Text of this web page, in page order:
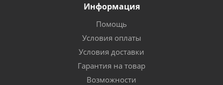
Информация
Помощь
Условия оплаты
Условия доставки
Гарантия на товар
Возможности